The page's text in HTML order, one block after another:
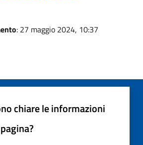
: 27 maggio 2024, 10:37
chiare le informazioni